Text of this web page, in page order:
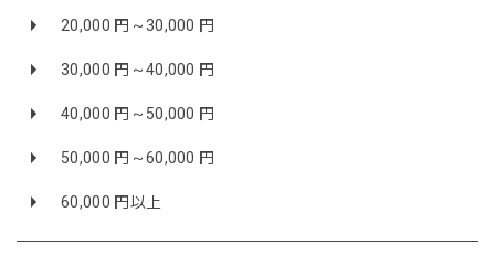
20,000 円～30,000 円
30,000 円～40,000 円
40,000 円～50,000 円
50,000 円～60,000 円
60,000 円以上